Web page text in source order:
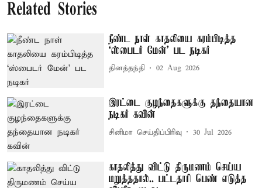
Related Stories
நீண்ட நாள் காதலியை கரம்பிடித்த
‘ஸ்பைடர் மேன்’ பட நடிகர்
தினத்தந்தி 02 Aug 2026
இரட்டை குழந்தைகளுக்கு தந்தையான
நடிகர் கவின்
சினிமா செய்திப்பிரிவு 30 Jul 2026
காதலித்து விட்டு திருமணம் செய்ய
மறுத்ததால்.. பட்டதாரி பெண் எடுத்த